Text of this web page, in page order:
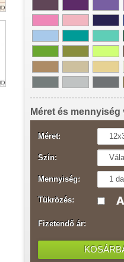
Méret és mennyiség
Méret:
Szín:
Mennyiség:
Tükrözés:
Fizetendő ár: